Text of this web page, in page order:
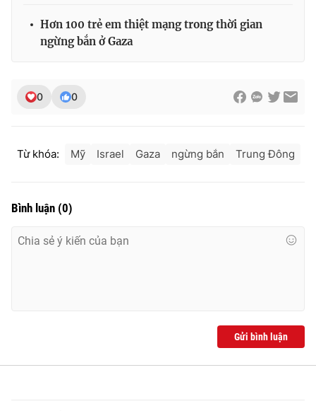
cấp ngày 29/12/2023
Tổng Biên tập:Vũ Thanh Thủy
Tổng đài VTV: 024.38 355 931 - 024.38 355 932
Liên hệ quảng cáo:024-7300.7108
Hơn 100 trẻ em thiệt mạng trong thời gian
ngừng bắn ở Gaza
0 0
Từ khóa: Mỹ Israel Gaza ngừng bắn Trung Đông
Bình luận (0)
Gửi bình luận